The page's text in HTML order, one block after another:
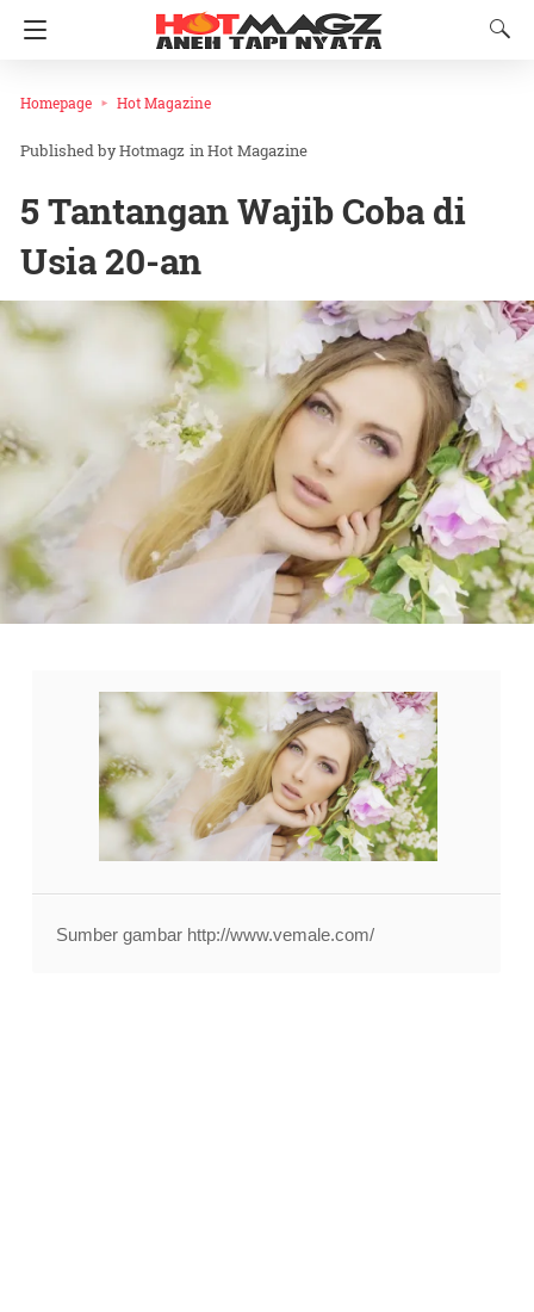
Homepage Hot Magazine
Hotmagz inHot Magazine
5 Tantangan Wajib Coba di
Usia 20-an
Sumber gambar http://www.vemale.com/